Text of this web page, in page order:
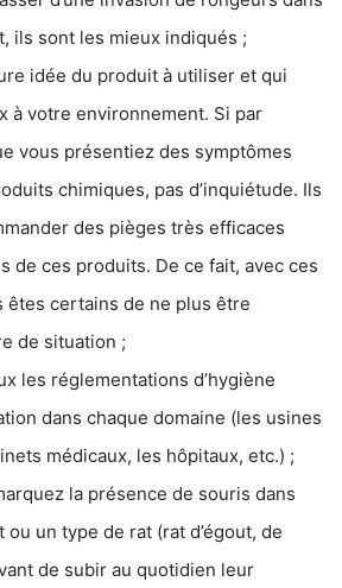
ils sont les mieux indiqués ;
idée du produit à utiliser et qui
à votre environnement. Si par
vous présentiez des symptômes
chimiques, pas d’inquiétude. Ils
des pièges très efficaces
de ces produits. De ce fait, avec ces
êtes certains de ne plus être
de situation ;
les réglementations d’hygiène
dans chaque domaine (les usines
médicaux, les hôpitaux, etc.) ;
la présence de souris dans
un type de rat (rat d’égout, de
de subir au quotidien leur